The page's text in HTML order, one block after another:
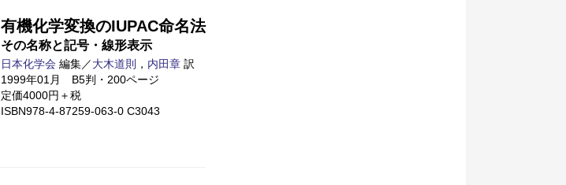
有機化学変換のIUPAC命名法
その名称と記号・線形表示
日本化学会 編集／大木道則 ， 内田章 訳
1999年01月 B5判・200ページ
定価4000円＋税
ISBN978-4-87259-063-0 C3043